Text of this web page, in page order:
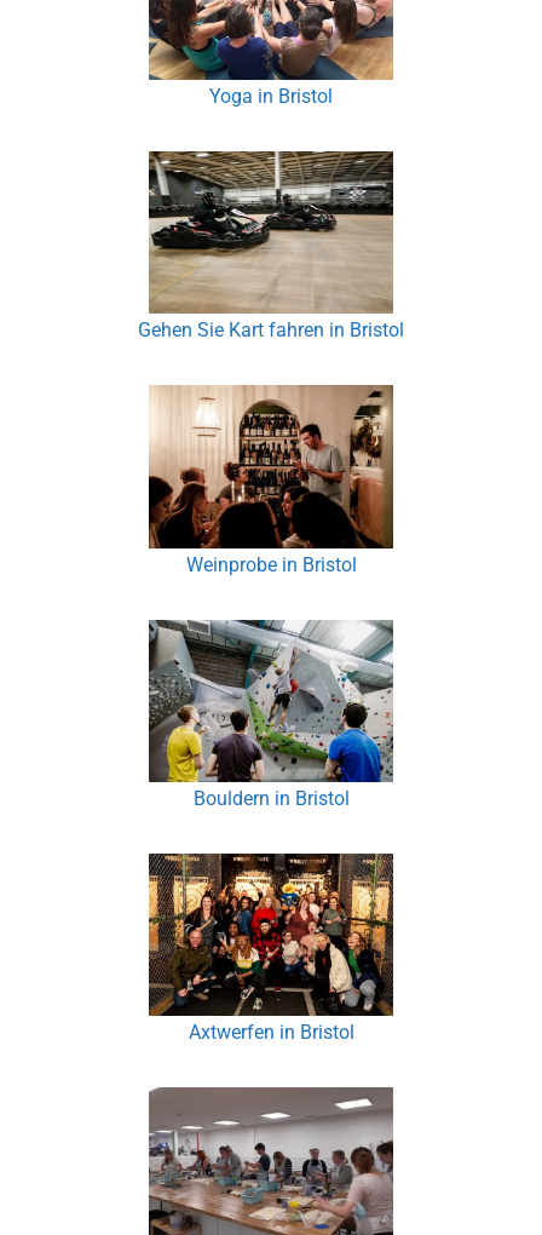
Yoga in Bristol
Gehen Sie Kart fahren in Bristol
Weinprobe in Bristol
Bouldern in Bristol
Axtwerfen in Bristol